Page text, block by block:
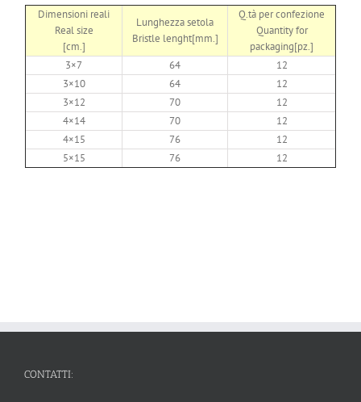
Dimensioni reali
Real size
[cm.]
Lunghezza setola
Bristle lenght[mm.]
Q.tà per confezione
Quantity for
packaging[pz.]
3×7
64
12
3×10
64
12
3×12
70
12
4×14
70
12
4×15
76
12
5×15
76 12
CONTATTI: